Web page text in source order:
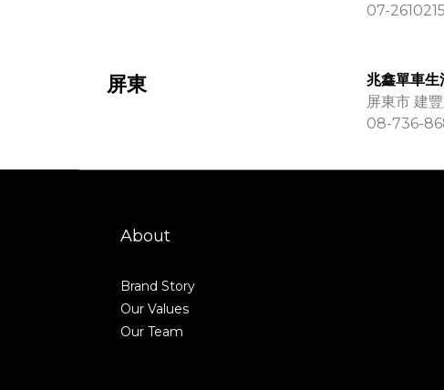
07-2610215
屏東
兆鑫單車生
屏東市 建
08-736-
About
Brand Story
Our Values
Our Team